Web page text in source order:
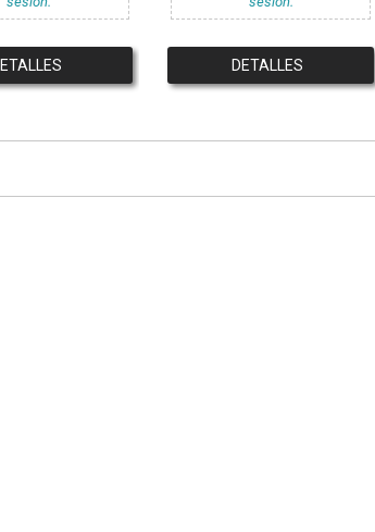
DETALLES